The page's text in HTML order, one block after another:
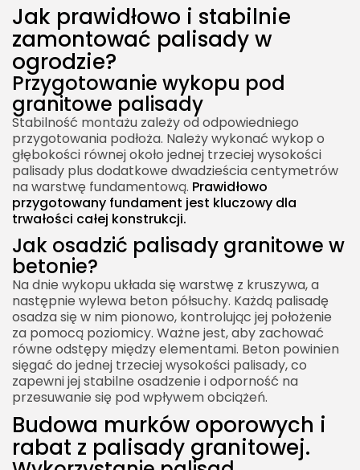
Jak prawidłowo i stabilnie
zamontować palisady w
ogrodzie?
Przygotowanie wykopu pod
granitowe palisady
Stabilność montażu zależy od odpowiedniego
przygotowania podłoża. Należy wykonać wykop o
głębokości równej około jednej trzeciej wysokości
palisady plus dodatkowe dwadzieścia centymetrów
na warstwę fundamentową. Prawidłowo
przygotowany fundament jest kluczowy dla
trwałości całej konstrukcji.
Jak osadzić palisady granitowe w
betonie?
Na dnie wykopu układa się warstwę z kruszywa, a
następnie wylewa beton półsuchy. Każdą palisadę
osadza się w nim pionowo, kontrolując jej położenie
za pomocą poziomicy. Ważne jest, aby zachować
równe odstępy między elementami. Beton powinien
sięgać do jednej trzeciej wysokości palisady, co
zapewni jej stabilne osadzenie i odporność na
przesuwanie się pod wpływem obciążeń.
Budowa murków oporowych i
rabat z palisady granitowej.